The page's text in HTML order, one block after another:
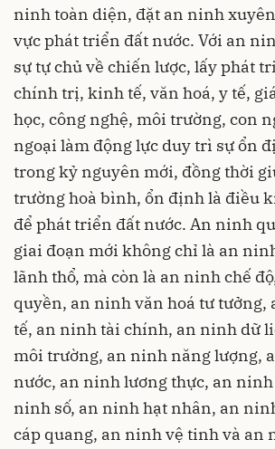
ninh toàn diện, đặt an ninh
vực phát triển đất nước. Với an
sự tự chủ về chiến lược, lấy phát
chính trị, kinh tế, văn hoá, y tế,
học, công nghệ, môi trường, con
ngoại làm động lực duy trì sự ổn
trong kỷ nguyên mới, đồng thời
trường hoà bình, ổn định là điều
để phát triển đất nước. An ninh
giai đoạn mới không chỉ là an
lãnh thổ, mà còn là an ninh chế
quyền, an ninh văn hoá tư
tế, an ninh tài chính, an ninh dữ
môi trường, an ninh năng lượng,
nước, an ninh lương thực, an
ninh số, an ninh hạt nhân, an
cáp quang, an ninh vệ tinh và an